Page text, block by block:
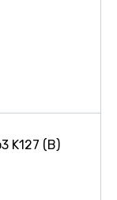
K127 (B)